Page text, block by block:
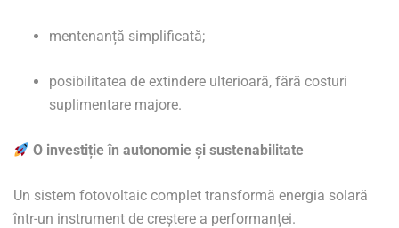
mentenanță simplificată;
posibilitatea de extindere ulterioară, fără costuri
suplimentare majore.
O investiție în autonomie și sustenabilitate
Un sistem fotovoltaic complet transformă energia solară
într-un instrument de creștere a performanței.